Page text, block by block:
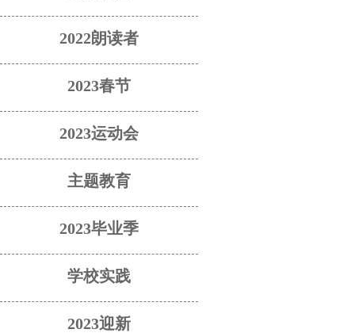
2022朗读者
2023春节
2023运动会
主题教育
2023毕业季
学校实践
2023迎新